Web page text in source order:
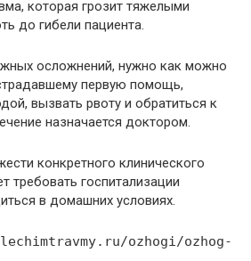
которая грозит тяжелыми
до гибели пациента.
осложнений, нужно как можно
первую помощь,
вызвать рвоту и обратиться к
назначается доктором.
конкретного клинического
требовать госпитализации
в домашних условиях.
ozhogi/ozhog-